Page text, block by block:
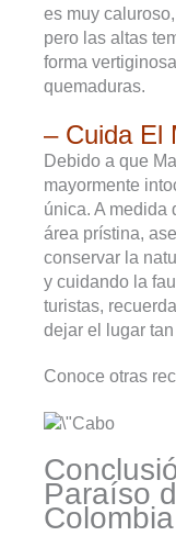
es muy
pero las altas
forma
quemaduras.
– Cuida El
Debido a que
mayormente
única. A medida
área prístina,
conservar la
y cuidando la
turistas,
dejar el lugar
Conoce otras
Paraíso
Colombia